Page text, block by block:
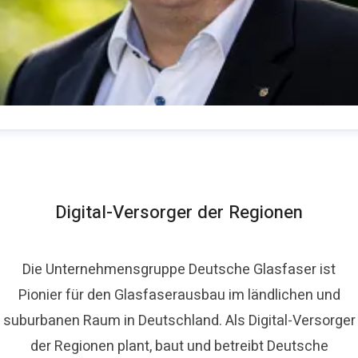
Digital-Versorger der Regionen
Die Unternehmensgruppe Deutsche Glasfaser ist
Pionier für den Glasfaserausbau im ländlichen und
suburbanen Raum in Deutschland. Als Digital-Versorger
der Regionen plant, baut und betreibt Deutsche